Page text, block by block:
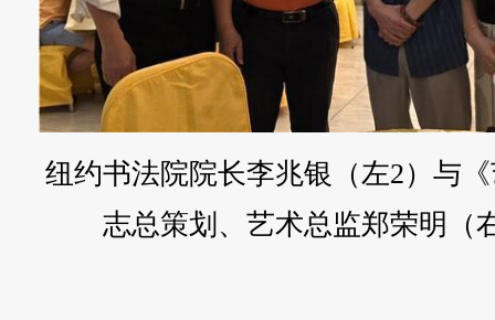
纽约书法院院长李兆银（左2）与
志总策划、艺术总监郑荣明（